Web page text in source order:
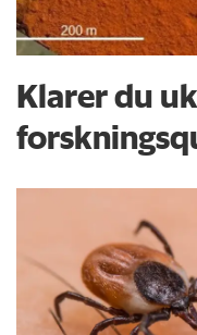
Klarer du